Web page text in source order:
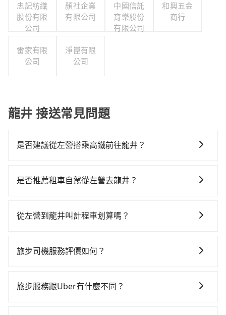
忠記紡織
股份有限
公司
顏社企業
有限公司
中國信託
育樂股份
有限公司
和興五金
商行
雷家有限
公司
淨崑有限
公司
龍井 接送常見問題
是否建議從左營搭乘高鐵前往龍井？
貴！從最早05:50一直到22:55，左營-台中一天最多有90
並在月台上等待列車的到來，大概又過了20分鐘，再乘
排班的計程車，搭上小黃後約花35分鐘、車費500元
為920元。但如果全程使用tripool並到府專車接送，則
是否推薦租車自駕從左營去龍井？
時不需要閉目養神（因為要自己開車），最重要的是你
$115~205承租小轎車，每公里再額外加收$3.2，從左營
將eTag和可能的每小時40元路邊停車費用預估進去，但
從左營到龍井叫計程車划算嗎？
灣大車隊、Uber、Line Taxi、Yoxi等，如果在路邊攔不
格約為3,875~4,700元間，但如改預約tripool可省高達
旅步司機服務評價如何？
機非常高的評價，認為他們非常專業且親切！讓他們的
旅步服務跟Uber有什麼不同？